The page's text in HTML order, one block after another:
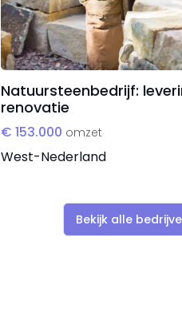
Natuursteenbedrijf:
renovatie
€ 153.000 omzet
West-Nederland
Bekijk alle